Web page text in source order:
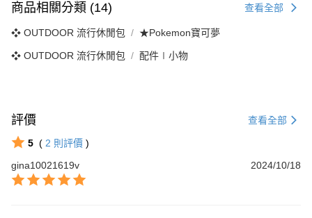
商品相關分類 (14) 查看全部
❖ OUTDOOR 流行休閒包 ★Pokemon寶可夢
❖ OUTDOOR 流行休閒包 配件∣小物
評價 查看全部
5 ( 2 則評價 )
gina10021619v
2024/10/18